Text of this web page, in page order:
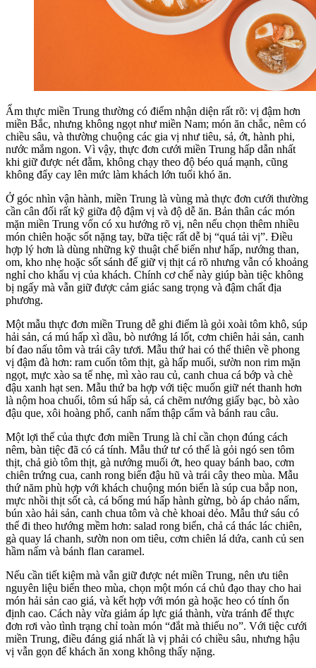
Ẩm thực miền Trung thường có điểm nhận diện rất rõ: vị đậm hơn
miền Bắc, nhưng không ngọt như miền Nam; món ăn chắc, nêm có
chiều sâu, và thường chuộng các gia vị như tiêu, sả, ớt, hành phi,
nước mắm ngon. Vì vậy, thực đơn cưới miền Trung hấp dẫn nhất
khi giữ được nét đằm, không chạy theo độ béo quá mạnh, cũng
không đẩy cay lên mức làm khách lớn tuổi khó ăn.
Ở góc nhìn vận hành, miền Trung là vùng mà thực đơn cưới thường
cần cân đối rất kỹ giữa độ đậm vị và độ dễ ăn. Bản thân các món
mặn miền Trung vốn có xu hướng rõ vị, nên nếu chọn thêm nhiều
món chiên hoặc sốt nặng tay, bữa tiệc rất dễ bị “quá tải vị”. Điều
hợp lý hơn là dùng những kỹ thuật chế biến như hấp, nướng than,
om, kho nhẹ hoặc sốt sánh để giữ vị thịt cá rõ nhưng vẫn có khoảng
nghỉ cho khẩu vị của khách. Chính cơ chế này giúp bàn tiệc không
bị ngấy mà vẫn giữ được cảm giác sang trọng và đậm chất địa
phương.
Một mẫu thực đơn miền Trung dễ ghi điểm là gỏi xoài tôm khô, súp
hải sản, cá mú hấp xì dầu, bò nướng lá lốt, cơm chiên hải sản, canh
bí đao nấu tôm và trái cây tươi. Mẫu thứ hai có thể thiên về phong
vị đậm đà hơn: ram cuốn tôm thịt, gà hấp muối, sườn non rim mặn
ngọt, mực xào sa tế nhẹ, mì xào rau củ, canh chua cá bớp và chè
đậu xanh hạt sen. Mẫu thứ ba hợp với tiệc muốn giữ nét thanh hơn
là nộm hoa chuối, tôm sú hấp sả, cá chẽm nướng giấy bạc, bò xào
đậu que, xôi hoàng phố, canh nấm thập cẩm và bánh rau câu.
Một lợi thế của thực đơn miền Trung là chỉ cần chọn đúng cách
nêm, bàn tiệc đã có cá tính. Mẫu thứ tư có thể là gỏi ngó sen tôm
thịt, chả giò tôm thịt, gà nướng muối ớt, heo quay bánh bao, cơm
chiên trứng cua, canh rong biển đậu hũ và trái cây theo mùa. Mẫu
thứ năm phù hợp với khách chuộng món biển là súp cua bắp non,
mực nhồi thịt sốt cà, cá bống mú hấp hành gừng, bò áp chảo nấm,
bún xào hải sản, canh chua tôm và chè khoai dẻo. Mẫu thứ sáu có
thể đi theo hướng mềm hơn: salad rong biển, chả cá thác lác chiên,
gà quay lá chanh, sườn non om tiêu, cơm chiên lá dứa, canh củ sen
hầm nấm và bánh flan caramel.
Nếu cần tiết kiệm mà vẫn giữ được nét miền Trung, nên ưu tiên
nguyên liệu biển theo mùa, chọn một món cá chủ đạo thay cho hai
món hải sản cao giá, và kết hợp với món gà hoặc heo có tính ổn
định cao. Cách này vừa giảm áp lực giá thành, vừa tránh để thực
đơn rơi vào tình trạng chỉ toàn món “đắt mà thiếu no”. Với tiệc cưới
miền Trung, điều đáng giá nhất là vị phải có chiều sâu, nhưng hậu
vị vẫn gọn để khách ăn xong không thấy nặng.